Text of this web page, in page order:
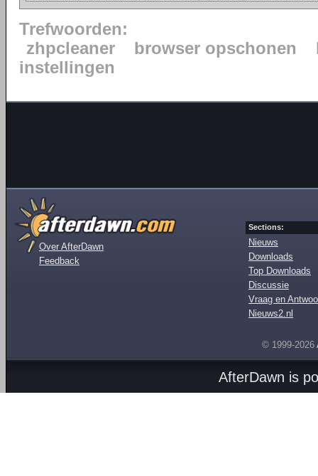
Trefwoorden:
zhpcleaner
browser opschonen
instellingen
Over AfterDawn
Feedback
Sections:
Nieuws
Downloads
Top Downloads
Discussie
Vraag en
Nieuws2.nl
© 1999-2026
AfterDawn is